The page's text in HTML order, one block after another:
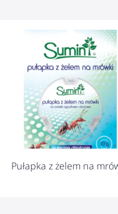
Pułapka z żelem na